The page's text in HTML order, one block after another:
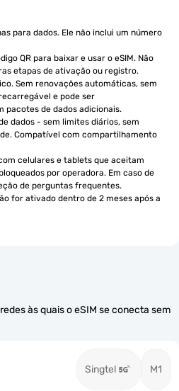
para dados. Ele não inclui um número
QR para baixar e usar o eSIM. Não
etapas de ativação ou registro.
Sem renovações automáticas, sem
e pode ser
pacotes de dados adicionais.
dados - sem limites diários, sem
Compatível com compartilhamento
celulares e tablets que aceitam
por operadora. Em caso de
de perguntas frequentes.
for ativado dentro de 2 meses após a
às quais o eSIM se conecta sem
Singtel M1